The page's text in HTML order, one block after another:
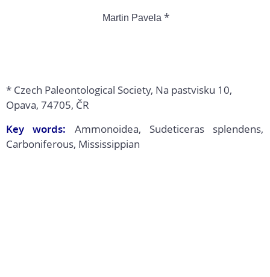
Martin Pavela *
* Czech Paleontological Society, Na pastvisku 10,
Opava, 74705, ČR
Key words: Ammonoidea, Sudeticeras splendens,
Carboniferous, Mississippian